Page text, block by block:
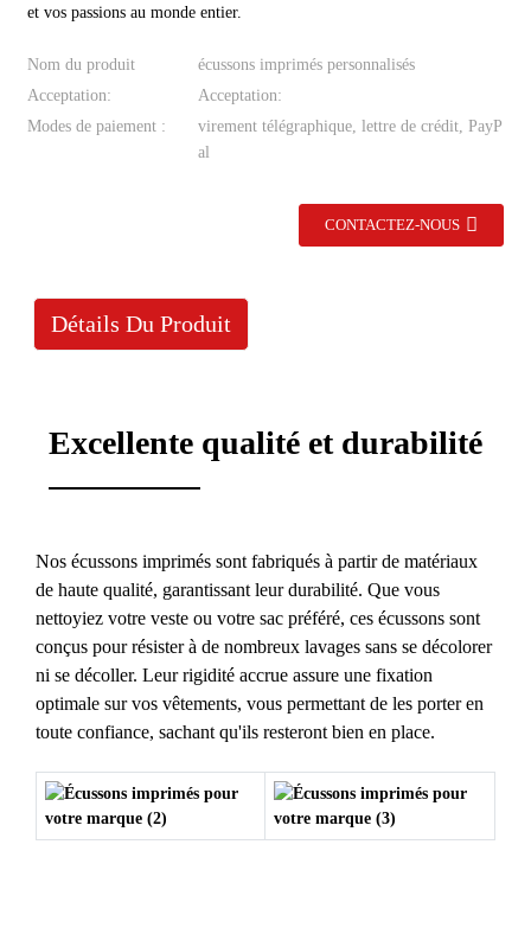
et vos passions au monde entier.
Nom du produit
écussons imprimés personnalisés
Acceptation:
Acceptation:
Modes de paiement :
virement télégraphique, lettre de crédit, PayP
al
CONTACTEZ-NOUS
Détails Du Produit
Excellente qualité et durabilité
Nos écussons imprimés sont fabriqués à partir de matériaux
de haute qualité, garantissant leur durabilité. Que vous
nettoyiez votre veste ou votre sac préféré, ces écussons sont
conçus pour résister à de nombreux lavages sans se décolorer
ni se décoller. Leur rigidité accrue assure une fixation
optimale sur vos vêtements, vous permettant de les porter en
toute confiance, sachant qu'ils resteront bien en place.